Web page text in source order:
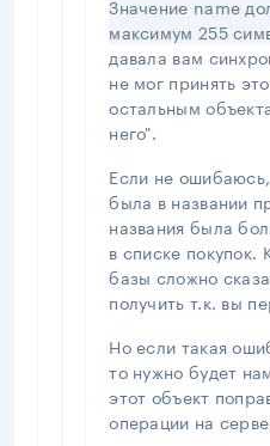
Значение name
максимум 255
давала вам
не мог принять
остальным
него".
Если не
была в названии
названия была
в списке покупок.
базы сложно
получить т.к. вы
Но если такая
то нужно будет
этот объект
операции на